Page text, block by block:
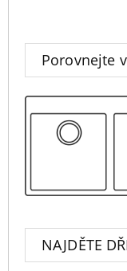
Porovnejte
NAJDĚTE